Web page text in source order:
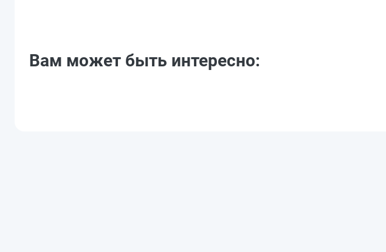
Вам может быть интересно: